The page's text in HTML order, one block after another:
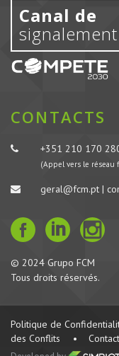
Canal de
signalement
CONTACTS
+351 210 170
(Appel vers le réseau
geral@fcm.pt |
© 2024 Grupo FCM
Tous droits réservés.
Politique de
des Conflits
•